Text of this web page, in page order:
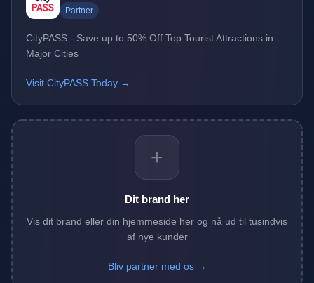
Partner
CityPASS - Save up to 50% Off Top Tourist Attractions in
Major Cities
Visit CityPASS Today →
+
Dit brand her
Vis dit brand eller din hjemmeside her og nå ud til tusindvis
af nye kunder
Bliv partner med os →